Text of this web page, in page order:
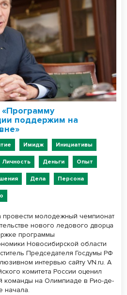
поддержим на
Имидж Инициативы
Личность Деньги Опыт
Дела Персона
молодежный чемпионат
нового ледового дворца
программы
Новосибирской области
Председателя Госдумы РФ
интервью сайту VN.ru. А
комитета России оценил
команды на Олимпиаде в Рио-де-
начала.